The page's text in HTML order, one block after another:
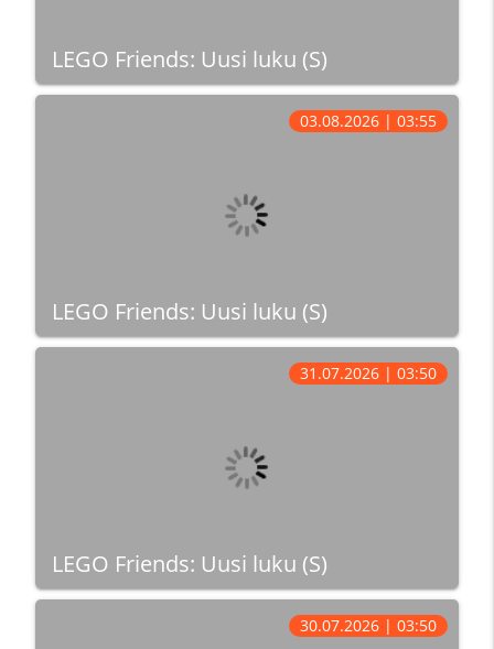
LEGO Friends: Uusi luku (S)
LEGO Friends: Uusi luku (S)
03.08.2026 | 03:55
LEGO Friends: Uusi luku (S)
31.07.2026 | 03:50
30.07.2026 | 03:50